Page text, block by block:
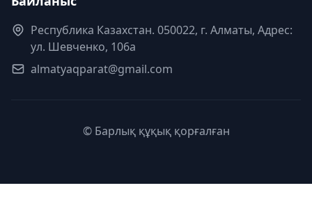
Республика Казахстан. 050022, г. Алматы, Адрес:
ул. Шевченко, 106а
almatyaqparat@gmail.com
© Барлық құқық қорғалған